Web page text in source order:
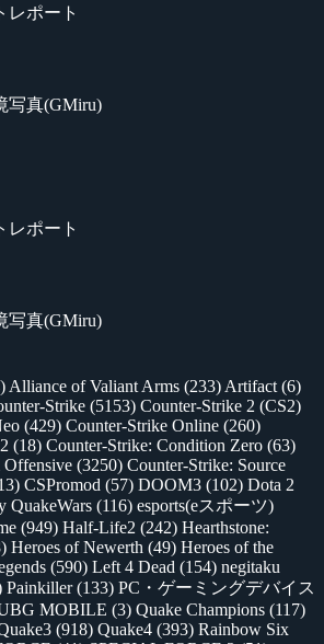
レポート
写真(GMiru)
レポート
写真(GMiru)
Alliance of Valiant Arms (233) Artifact (6)
Strike (5153) Counter-Strike 2 (CS2)
(429) Counter-Strike Online (260)
(18) Counter-Strike: Condition Zero (63)
Offensive (3250) Counter-Strike: Source
CSPromod (57) DOOM3 (102) Dota 2
QuakeWars (116) esports(eスポーツ)
(949) Half-Life2 (242) Hearthstone:
Heroes of Newerth (49) Heroes of the
(590) Left 4 Dead (154) negitaku
Painkiller(133) PC・ゲーミングデバイス
MOBILE (3) Quake Champions (117)
(918) Quake4 (393) Rainbow Six